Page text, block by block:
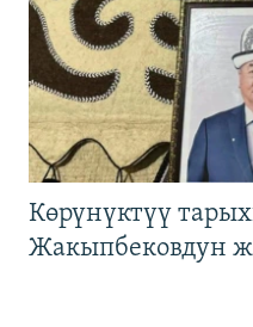
Көрүнүктүү
Жакыпбековдун